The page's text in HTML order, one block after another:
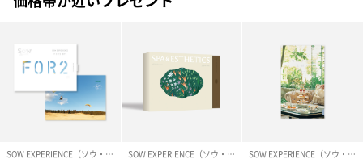
プリザーブドフラワー
プリザーブドフラワー
ぬいぐるみ
誕生日・記念日・出産祝いなどのシーンにおすすめです。